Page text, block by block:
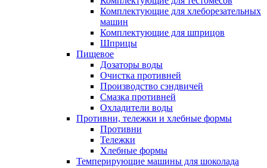
Комплектующие для хлеборезательных
машин
Комплектующие для шприцов
Шприцы
Пищевое
Дозаторы воды
Очистка противней
Производство сэндвичей
Смазка противней
Охладители воды
Противни, тележки и хлебные формы
Противни
Тележки
Хлебные формы
Темперирующие машины для шоколада